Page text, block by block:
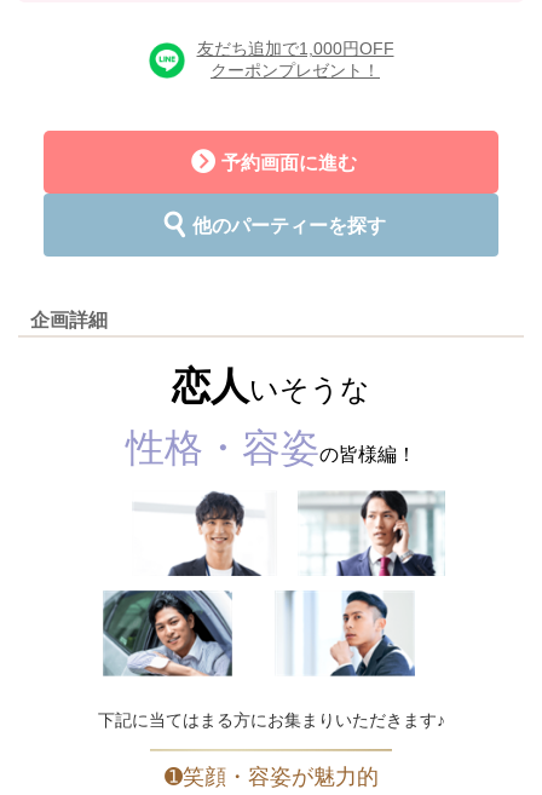
友だち追加で1,000円OFF
クーポンプレゼント！
予約画面に進む
他のパーティーを探す
企画詳細
恋人いそうな
性格・容姿の皆様編！
下記に当てはまる方にお集まりいただきます♪
➊笑顔・容姿が魅力的